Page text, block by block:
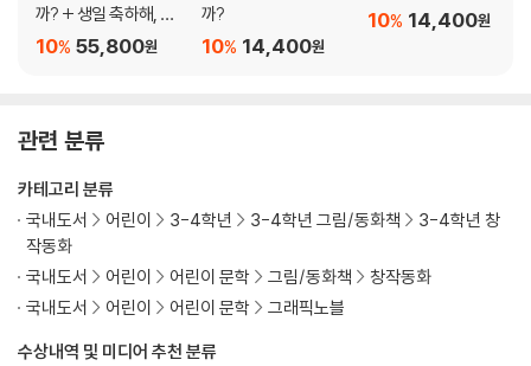
까? + 생일 축하해, 생
쥐야! + 기저귀 좀 보여
55,800원
10%
까?
14,400원
10%
14,400원
10%
관련 분류
수상내역 및 미디어 추천 분류
카테고리 분류
국내도서
어린이 3-4학년 3-4학년 그림/동화책
3-4학년 창
작동화
국내도서
어린이 어린이 문학 그림/동화책
창작동화
국내도서
어린이 어린이 문학 그래픽노블